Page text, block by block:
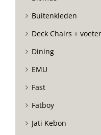
Buitenkleden
Deck Chairs +
Dining
EMU
Fast
Fatboy
Jati Kebon